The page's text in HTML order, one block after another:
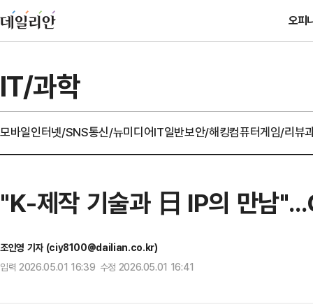
오피
IT/과학
모바일인터넷/SNS통신/뉴미디어IT일반보안/해킹컴퓨터게임/리뷰
"K-제작 기술과 日 IP의 만남
조인영 기자 (ciy8100@dailian.co.kr)
입력 2026.05.01 16:39 수정 2026.05.01 16:41